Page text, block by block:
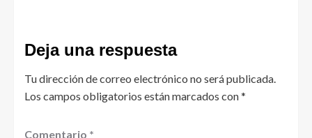
Deja una respuesta
Tu dirección de correo electrónico no será publicada.
Los campos obligatorios están marcados con*
Comentario *